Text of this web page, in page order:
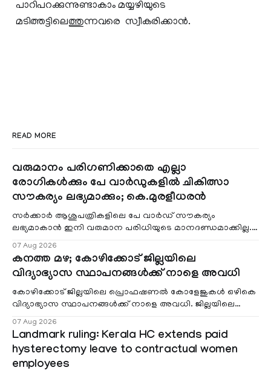
പാറിപറക്കുന്നുണ്ടാകാം മയ്യഴിയുടെ
മടിത്തട്ടിലെത്തുന്നവരെ സ്വീകരിക്കാൻ.
READ MORE
വരുമാനം പരിഗണിക്കാതെ എല്ലാ
രോഗികൾക്കും പേ വാർഡുകളിൽ ചികിത്സാ
സൗകര്യം ലഭ്യമാക്കും; കെ.മുരളീധരൻ
സർക്കാർ ആശുപത്രികളിലെ പേ വാർഡ് സൗകര്യം
ലഭ്യമാകാൻ ഇനി വരുമാന പരിധിയുടെ മാനദണ്ഡമാക്കില്ല.
വരുമാനം പരിഗണിക്കാതെ എല്ലാ രോഗികൾക്കും പേ വാർഡു
07 Aug 2026
കനത്ത മഴ; കോഴിക്കോട് ജില്ലയിലെ
വിദ്യാഭ്യാസ സ്ഥാപനങ്ങൾക്ക് നാളെ അവധി
കോഴിക്കോട് ജില്ലയിലെ പ്രൊഫഷണൽ കോളേജുകൾ ഒഴികെ
വിദ്യാഭ്യാസ സ്ഥാപനങ്ങൾക്ക് നാളെ അവധി. ജില്ലയിലെ
മലയോര- തീരദേശ മേഖലകളിലും മറ്റും ശക്തമായ മഴയു
07 Aug 2026
Landmark ruling: Kerala HC extends paid
hysterectomy leave to contractual women
employees